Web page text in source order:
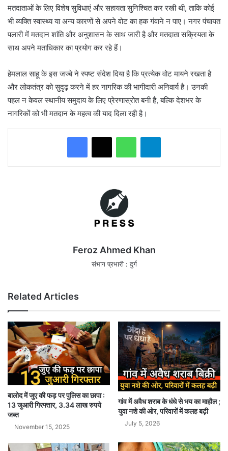
मतदाताओं के लिए विशेष सुविधाएं और सहायता सुनिश्चित कर रखी थी, ताकि कोई
भी व्यक्ति स्वास्थ्य या अन्य कारणों से अपने वोट का हक गंवाने न पाए। नगर पंचायत
पलारी में मतदान शांति और अनुशासन के साथ जारी है और मतदाता सक्रियता के
साथ अपने मताधिकार का प्रयोग कर रहे हैं।
हेमलाल साहू के इस जज्बे ने स्पष्ट संदेश दिया है कि प्रत्येक वोट मायने रखता है
और लोकतंत्र को सुदृढ़ करने में हर नागरिक की भागीदारी अनिवार्य है। उनकी
पहल न केवल स्थानीय समुदाय के लिए प्रेरणास्रोत बनी है, बल्कि देशभर के
नागरिकों को भी मतदान के महत्व की याद दिला रही है।
Feroz Ahmed Khan
संभाग प्रभारी : दुर्ग
Related Articles
बालोद में जुए की फड़ पर पुलिस का छापा :
13 जुआरी गिरफ्तार, 3.34 लाख रुपये
जब्त
November 15, 2025
गांव में अवैध शराब के धंधे से भय का माहौल ;
युवा नशे की ओर, परिवारों में कलह बढ़ी
July 5, 2026